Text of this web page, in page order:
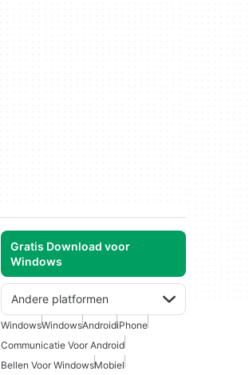
Gratis Download voor
Windows
Andere platformen
WindowsWindowsAndroidiPhone
Communicatie Voor Android
Bellen Voor WindowsMobiel